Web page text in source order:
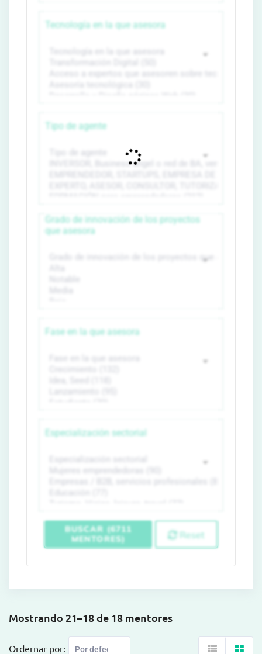
Tecnología en la que asesora
Tipo de agente
Grado de innovación de los proyectos
que asesora
Fase en la que asesora
Especialización sectorial
BUSCAR (6711
MENTORES)
Reset
Mostrando 21–18 de 18 mentores
Ordernar por: